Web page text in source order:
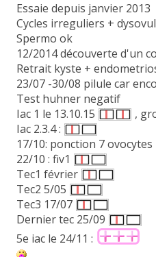
Essaie depuis janvier 2013
Cycles irreguliers +
Spermo ok
12/2014 découverte d'un
Retrait kyste +
23/07 -30/08 pilule car
Test huhner negatif
Iac 1 le 13.10.15
,
Iac 2.3.4 :
17/10: ponction 7 ovocytes
22/10 : fiv1
Tec1 février
Tec2 5/05
Tec3 17/07
Dernier tec 25/09
5e iac le 24/11 :